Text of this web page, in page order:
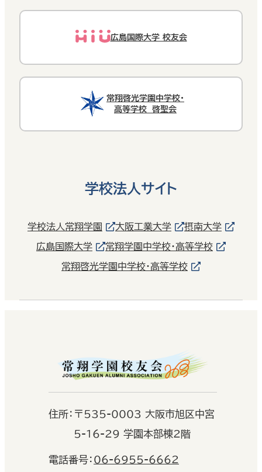
広島国際大学 校友会
常翔啓光学園中学校・
高等学校 啓聖会
学校法人サイト
学校法人常翔学園 大阪工業大学 摂南大学
広島国際大学 常翔学園中学校・高等学校
常翔啓光学園中学校・高等学校
住所： 〒535-0003 大阪市旭区中宮
5-16-29 学園本部棟2階
電話番号： 06-6955-6662